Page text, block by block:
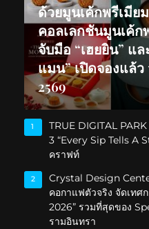
ด้วยมูนเค้กพรีเมีย
คอลเลกชันมูนเค้ก
จับมือ “เฮยยิน” แ
แมน” เปิดจองแล้
2569
1
TRUE DIGITAL
3 “Every Sip Tells A
คราฟท์
2
Crystal Design
คอกาแฟตัวจริง จัดเทศ
2026” รวมที่สุดของ
รามอินทรา